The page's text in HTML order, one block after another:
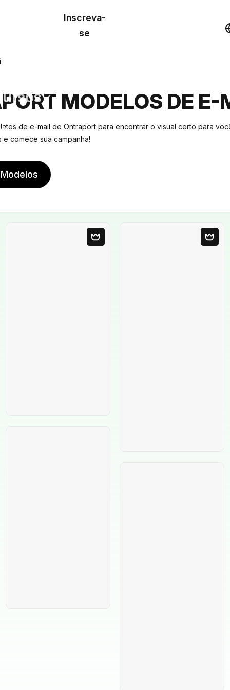
Inscreva-
se
MODELOS DE E-
de e-mail de Ontraport para encontrar o visual certo para
e comece sua campanha!